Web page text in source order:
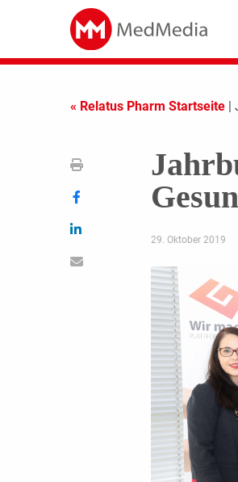
« Relatus Pharm Startseite |
29. Oktober 2019